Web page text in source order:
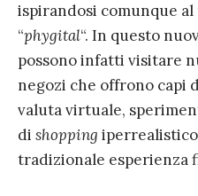
ispirandosi comunque al
“phygital“. In questo
possono infatti visitare
negozi che offrono capi
valuta virtuale,
di shopping
tradizionale esperienza